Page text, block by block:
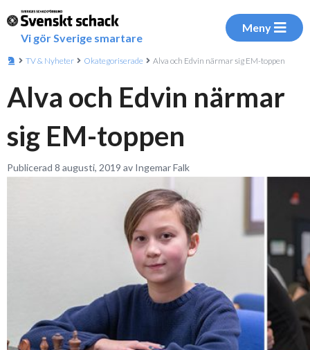
Vi gör Sverige smartare
Meny
TV & Nyheter Okategoriserade Alva och Edvin närmar sig EM-toppen
Alva och Edvin närmar
sig EM-toppen
Publicerad 8 augusti, 2019 av Ingemar Falk